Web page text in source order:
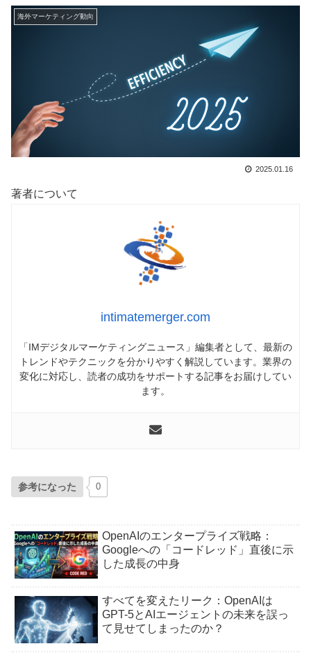
海外マーケティング動向
2025.01.16
著者について
intimatemerger.com
「IMデジタルマーケティングニュース」編集者として、最新の
トレンドやテクニックを分かりやすく解説しています。業界の
変化に対応し、読者の成功をサポートする記事をお届けしてい
ます。
参考になった 0
OpenAIのエンタープライズ戦略：
Googleへの「コードレッド」直後に示
した成長の中身
すべてを変えたリーク：OpenAIは
GPT-5とAIエージェントの未来を誤っ
て見せてしまったのか？